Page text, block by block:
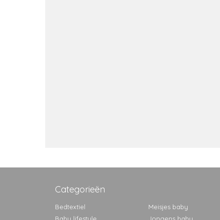
Categorieën
Bedtextiel
Meisjes baby